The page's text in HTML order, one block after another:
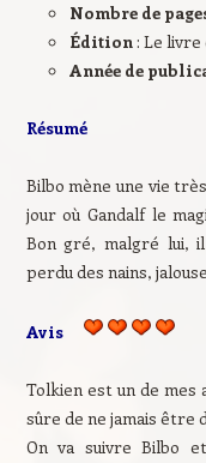
Nombre de
Édition: Le livre
Année de
Résumé
Bilbo mène une vie
jour où Gandalf le
Bon gré, malgré lui,
perdu des nains,
Avis
Tolkien est un de mes
sûre de ne jamais être
On va suivre Bilbo